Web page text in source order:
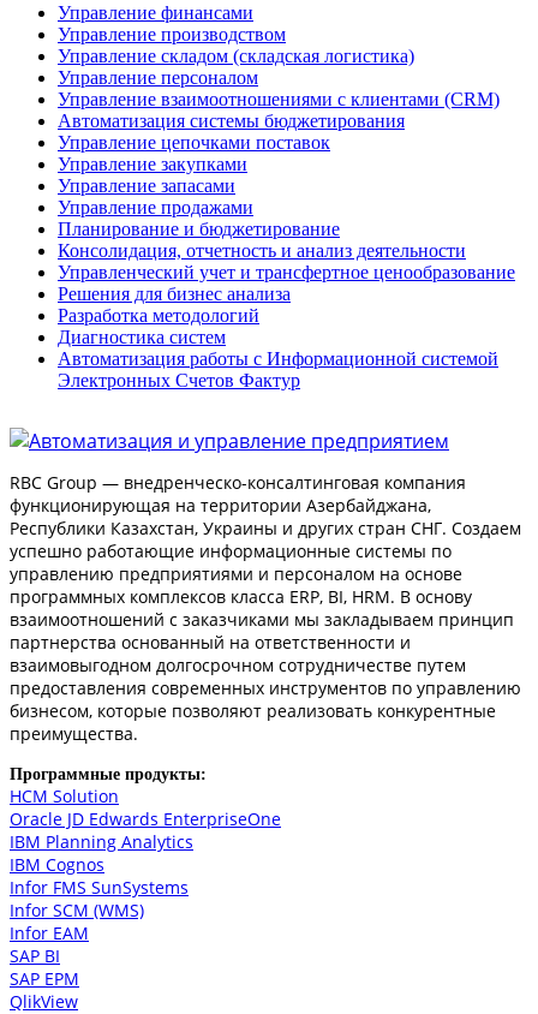
Управление финансами
Управление производством
Управление складом (складская логистика)
Управление персоналом
Управление взаимоотношениями с клиентами (СRM)
Автоматизация системы бюджетирования
Управление цепочками поставок
Управление закупками
Управление запасами
Управление продажами
Планирование и бюджетирование
Консолидация, отчетность и анализ деятельности
Управленческий учет и трансфертное ценообразование
Решения для бизнес анализа
Разработка методологий
Диагностика систем
Автоматизация работы с Информационной системой
Электронных Счетов Фактур
RBC Group — внедренческо-консалтинговая компания
функционирующая на территории Азербайджана,
Республики Казахстан, Украины и других стран СНГ. Создаем
успешно работающие информационные системы по
управлению предприятиями и персоналом на основе
программных комплексов класса ERP, BI, HRM. В основу
взаимоотношений с заказчиками мы закладываем принцип
партнерства основанный на ответственности и
взаимовыгодном долгосрочном сотрудничестве путем
предоставления современных инструментов по управлению
бизнесом, которые позволяют реализовать конкурентные
преимущества.
Программные продукты:
HCM Solution
Oracle JD Edwards EnterpriseOne
IBM Planning Analytics
IBM Cognos
Infor FMS SunSystems
Infor SCM (WMS)
Infor EAM
SAP BI
SAP EPM
QlikView